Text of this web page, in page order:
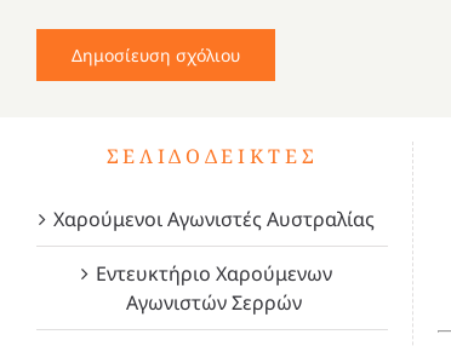
ΣΕΛΙΔΟΔΕΊΚΤΕΣ
Χαρούμενοι Αγωνιστές Αυστραλίας
Εντευκτήριο Χαρούμενων
Αγωνιστών Σερρών